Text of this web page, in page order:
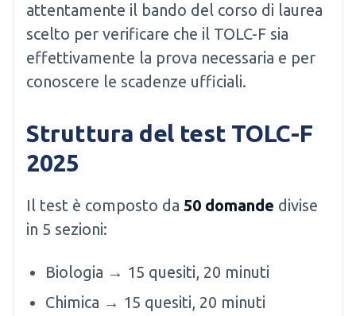
attentamente il bando del corso di laurea
scelto per verificare che il TOLC-F sia
effettivamente la prova necessaria e per
conoscere le scadenze ufficiali.
Struttura del test TOLC-F
2025
Il test è composto da 50 domande divise
in 5 sezioni:
Biologia → 15 quesiti, 20 minuti
Chimica → 15 quesiti, 20 minuti